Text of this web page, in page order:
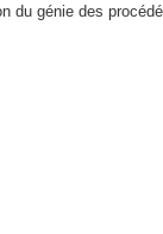
du génie des